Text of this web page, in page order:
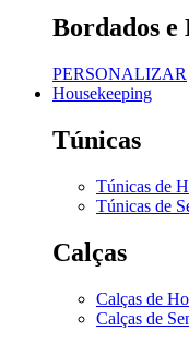
Bordados e
PERSONALIZAR
Housekeeping
Túnicas
Túnicas de
Túnicas de
Calças
Calças de
Calças de